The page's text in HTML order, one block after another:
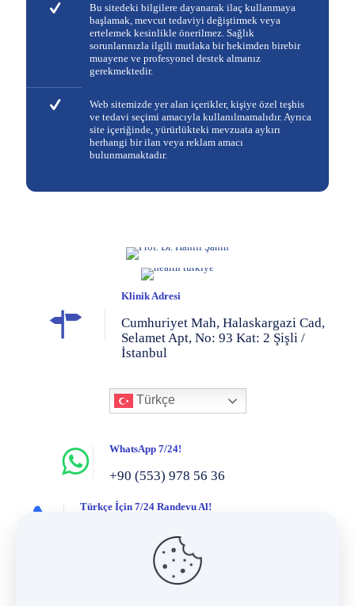
Bu sitedeki bilgilere dayanarak ilaç kullanmaya
başlamak, mevcut tedaviyi değiştirmek veya
ertelemek kesinlikle önerilmez. Sağlık
sorunlarınızla ilgili mutlaka bir hekimden birebir
muayene ve profesyonel destek almanız
gerekmektedir.
Web sitemizde yer alan içerikler, kişiye özel teşhis
ve tedavi seçimi amacıyla kullanılmamalıdır. Ayrıca
site içeriğinde, yürürlükteki mevzuata aykırı
herhangi bir ilan veya reklam amacı
bulunmamaktadır.
Klinik Adresi
Cumhuriyet Mah, Halaskargazi Cad,
Selamet Apt, No: 93 Kat: 2 Şişli /
İstanbul
Türkçe
WhatsApp 7/24!
+90 (553) 978 56 36
Türkçe İçin 7/24 Randevu Al!
+90 (538) 469 81 61
Got questions? Call us 7/24!